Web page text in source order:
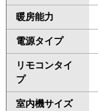
暖房能力
電源タイプ
リモコンタイ
プ
室内機サイズ